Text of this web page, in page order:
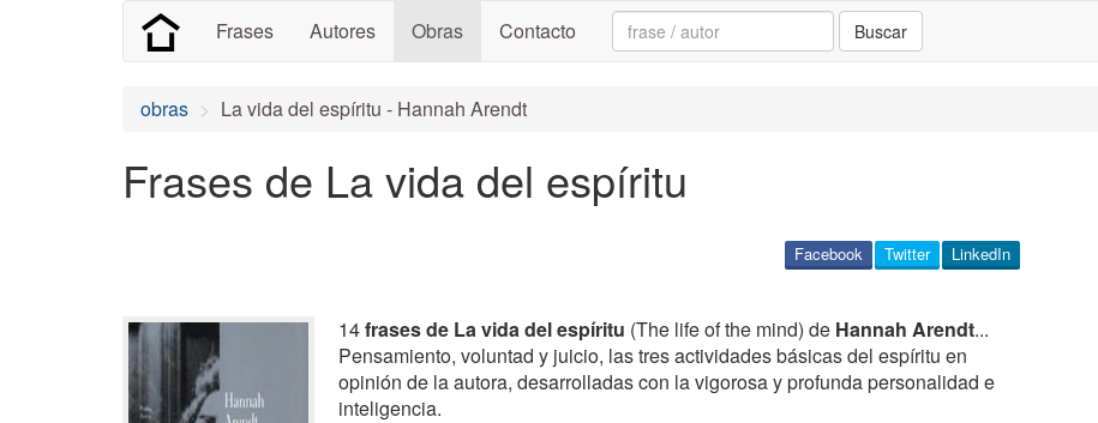
Frases Autores Obras Contacto Search: Buscar
obras La vida del espíritu - Hannah Arendt
Frases de La vida del espíritu
LinkedIn
Twitter
Facebook
14frases de La vida del espíritu (The life of the mind) de Hannah Arendt...
Pensamiento, voluntad y juicio, las tres actividades básicas del espíritu en
opinión de la autora, desarrolladas con la vigorosa y profunda personalidad e
inteligencia.